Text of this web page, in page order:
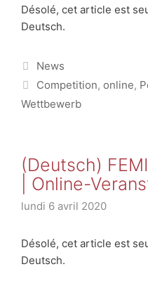
Désolé, cet article est
Deutsch.
Catégories
News
Étiquettes
Competition, online,
Wettbewerb
(Deutsch)
| Online-
lundi 6 avril 2020
Désolé, cet article est
Deutsch.